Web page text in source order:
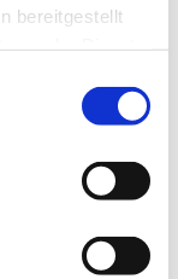
bereitgestellt